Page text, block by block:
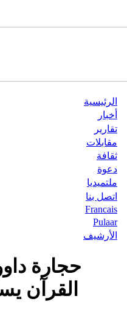
الرئيسية
أخبار
تقارير
مقابلات
ثقافة
دعوة
ملتميديا
اتصل بنا
Francais
Pulaar
الأرشيف
حجارة
القرآن